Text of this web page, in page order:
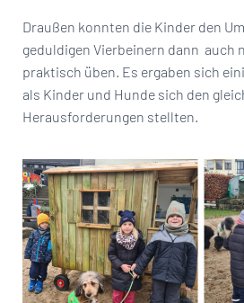
Draußen konnten die Kinder den
geduldigen Vierbeinern dann auch
praktisch üben. Es ergaben sich
als Kinder und Hunde sich den
Herausforderungen stellten.